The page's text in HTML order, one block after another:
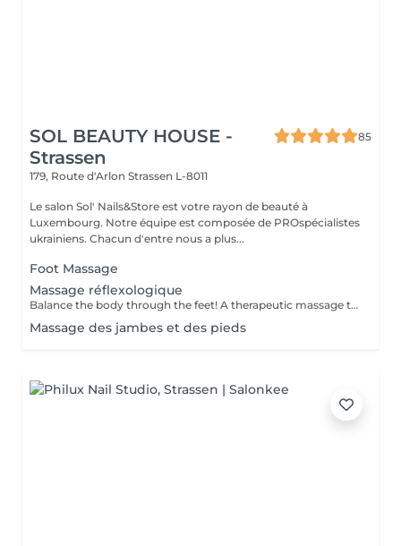
SOL BEAUTY HOUSE -
Strassen
85
179, Route d'Arlon Strassen L-8011
Le salon Sol' Nails&Store est votre rayon de beauté à
Luxembourg. Notre équipe est composée de PROspécialistes
ukrainiens. Chacun d'entre nous a plus...
Foot Massage
Massage réflexologique
Balance the body through the feet! A therapeutic massage that applies pressure to specific reflex points on the feet, corresponding to different organs and systems in the body. Promotes relaxation, boosts circulation, and supports overall wellness.
Massage des jambes et des pieds